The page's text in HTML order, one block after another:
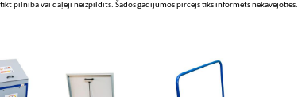
pilnībā vai daļēji neizpildīts. Šādos gadījumos pircējs tiks informēts nekavējoties.